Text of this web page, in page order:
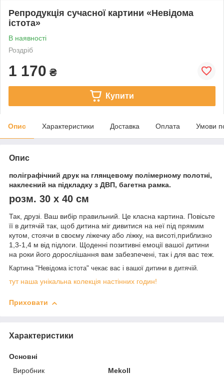
Репродукція сучасної картини «Невідома
істота»
В наявності
Роздріб
1 170 ₴
Купити
Опис Характеристики Доставка Оплата Умови
Опис
поліграфічний друк на глянцевому полімерному полотні,
наклеєний на підкладку з ДВП, багетна рамка.
розм. 30 х 40 см
Так, друзі. Ваш вибір правильний. Це класна картина. Повісьте
її в дитячій так, щоб дитина міг дивитися на неї під прямим
кутом, стоячи в своєму ліжечку або ліжку, на висоті,приблизно
1,3-1,4 м від підлоги. Щоденні позитивні емоції вашої дитини
на роки його дорослішання вам забезпечені, так і для вас теж.
Картина "Невідома істота" чекає вас і вашої дитини в дитячій.
тут наша унікальна колекція настінних годин!
Приховати
Характеристики
Основні
Виробник
Mekoll